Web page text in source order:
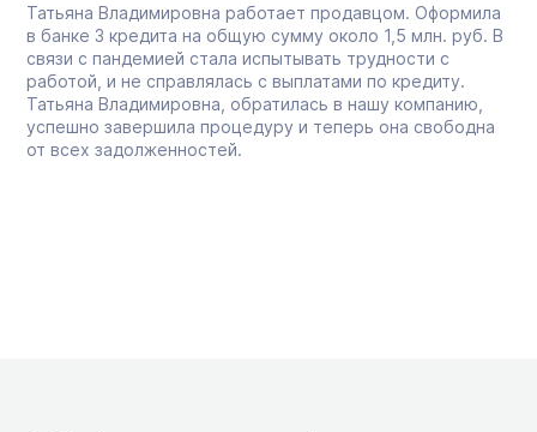
Татьяна Владимировна работает продавцом. Оформила
в банке 3 кредита на общую сумму около 1,5 млн. руб. В
связи с пандемией стала испытывать трудности с
работой, и не справлялась с выплатами по кредиту.
Татьяна Владимировна, обратилась в нашу компанию,
успешно завершила процедуру и теперь она свободна
от всех задолженностей.